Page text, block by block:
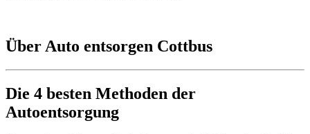
Über Auto entsorgen Cottbus
Die 4 besten Methoden der
Autoentsorgung